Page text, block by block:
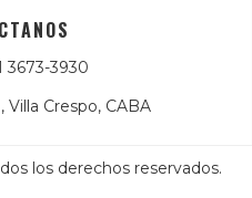
3673-3930
Villa Crespo, CABA
los derechos reservados.